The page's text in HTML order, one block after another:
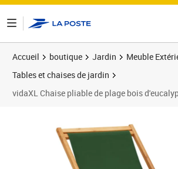
Accueil boutique Jardin
Meuble
Tables et chaises de jardin
vidaXL Chaise pliable de plage bois